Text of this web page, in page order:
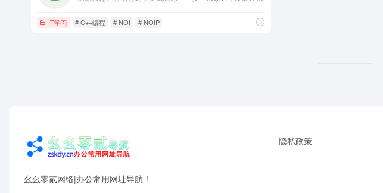
IT学习 # C++编程 # NOI # NOIP
幺幺零贰网络|办公常用网址导航！
隐私政策